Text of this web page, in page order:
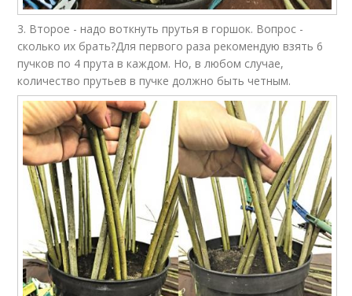
3. Второе - надо воткнуть прутья в горшок. Вопрос -
сколько их брать?Для первого раза рекомендую взять 6
пучков по 4 прута в каждом. Но, в любом случае,
количество прутьев в пучке должно быть четным.